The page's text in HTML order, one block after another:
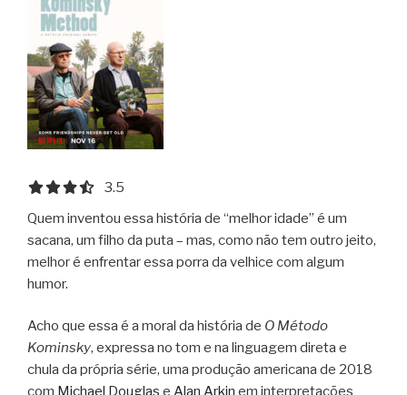
3.5 out of 5.0 stars
3.5
Quem inventou essa história de “melhor idade” é um
sacana, um filho da puta – mas, como não tem outro jeito,
melhor é enfrentar essa porra da velhice com algum
humor.
Acho que essa é a moral da história de O Método
Kominsky, expressa no tom e na linguagem direta e
chula da própria série, uma produção americana de 2018
com Michael Douglas e Alan Arkin em interpretações